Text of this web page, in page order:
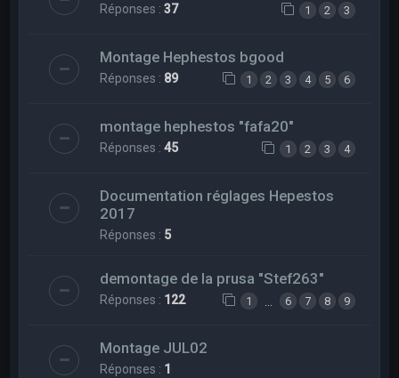
Réponses :37 1 2 3
Montage Hephestos bgood
Réponses : 89 1 2 3 4 5 6
montage hephestos "fafa20"
Réponses :45 1 2 3 4
Documentation réglages Hepestos
2017
Réponses : 5
demontage de la prusa "Stef263"
Réponses : 122 1 6 7 8 9
Montage JUL02
Réponses : 1